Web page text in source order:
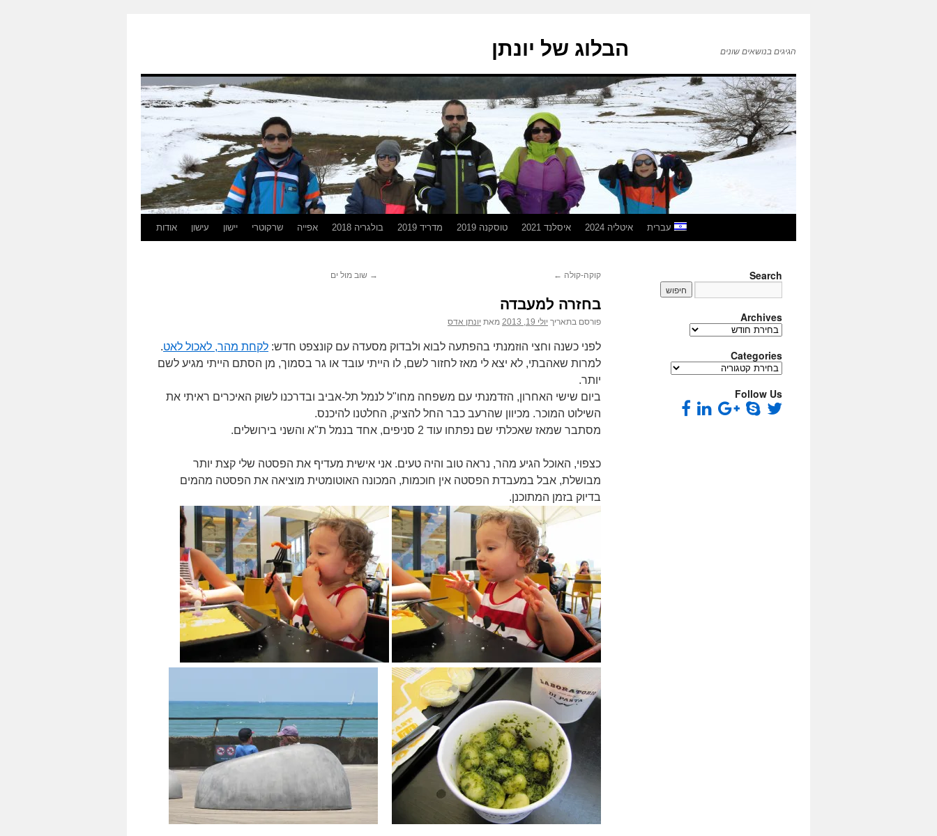
הבלוג של יונתן הגיגים בנושאים שונים
אודות עישון יישון שרקוטרי אפייה בולגריה 2018 מדריד 2019 טוסקנה 2019 איסלנד 2021 איטליה 2024 עברית
→ שוב מול ים קוקה-קולה ←
בחזרה למעבדה
פורסם בתאריך יולי 19, 2013 מאת יונתן אדס
לפני כשנה וחצי הוזמנתי בהפתעה לבוא ולבדוק מסעדה עם קונצפט חדש: לקחת מהר, לאכול לאט.
למרות שאהבתי, לא יצא לי מאז לחזור לשם, לו הייתי עובד או גר בסמוך, מן הסתם הייתי מגיע לשם
יותר.
ביום שישי האחרון, הזדמנתי עם משפחה מחו"ל לנמל תל-אביב ובדרכנו לשוק האיכרים ראיתי את
השילוט המוכר. מכיוון שהרעב כבר החל להציק, החלטנו להיכנס.
מסתבר שמאז שאכלתי שם נפתחו עוד 2 סניפים, אחד בנמל ת"א והשני בירושלים.
כצפוי, האוכל הגיע מהר, נראה טוב והיה טעים. אני אישית מעדיף את הפסטה שלי קצת יותר
מבושלת, אבל במעבדת הפסטה אין חוכמות, המכונה האוטומטית מוציאה את הפסטה מהמים
בדיוק בזמן המתוכנן.
Search
Archives
Archives
Categories
Categories
Follow Us